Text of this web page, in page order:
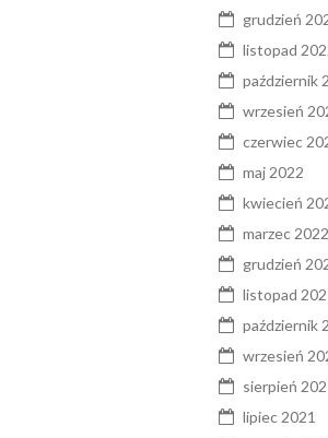
grudzień
listopad
październik
wrzesień
czerwiec
maj 2022
kwiecień
marzec 2022
grudzień
listopad
październik
wrzesień
sierpień
lipiec 2021